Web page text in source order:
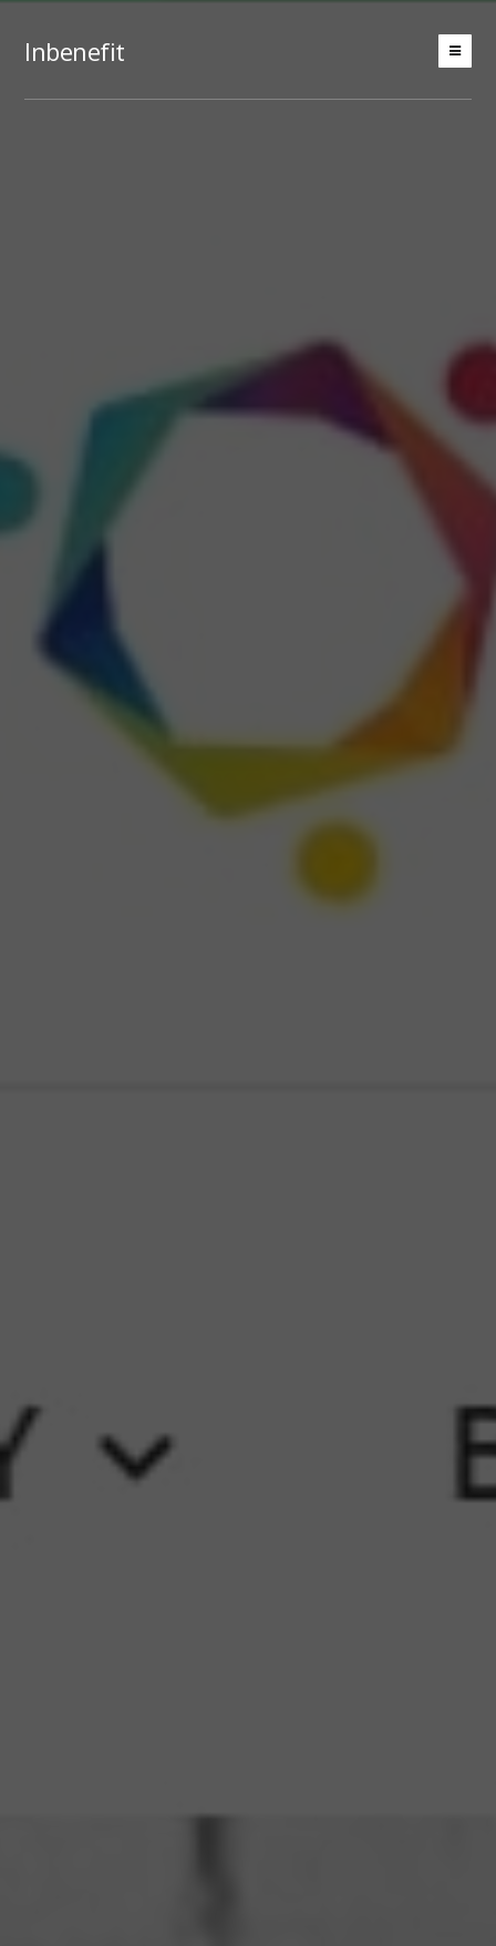
Inbenefit